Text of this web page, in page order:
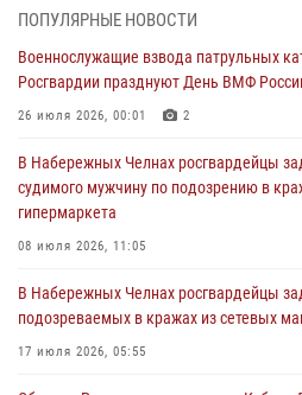
Татарстанские росгвардейцы
24 июля 2026, 15:05 4
В казанском полку Росгвардии
23 июля 2026, 10:22 2
В Нижнекамске сотрудники Росгвардии
в краже
В Казани Росгвардия приняла участие в
крестного хода и освящения храма
ПОПУЛЯРНЫЕ НОВОСТИ
Военнослужащие взвода патрульных
Росгвардии празднуют День ВМФ
26 июля 2026, 00:01 2
В Набережных Челнах росгвардейцы
судимого мужчину по подозрению в
гипермаркета
08 июля 2026, 11:05
В Набережных Челнах росгвардейцы
подозреваемых в кражах из сетевых
17 июля 2026, 05:55